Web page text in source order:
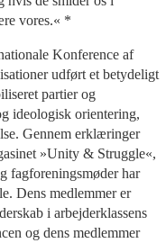
vores.« *
Konference af
udført et betydeligt
partier og
ideologisk orientering,
Gennem erklæringer
»Unity & Struggle«,
fagforeningsmøder har
Dens medlemmer er
i arbejderklassens
og dens medlemmer